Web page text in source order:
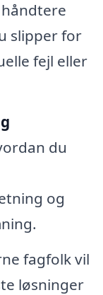
håndtere
slipper for
fejl eller
du
og
fagfolk vil
løsninger